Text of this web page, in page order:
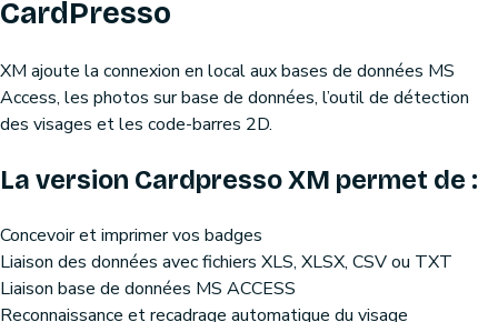
CardPresso
XM ajoute la connexion en local aux bases de données MS
Access, les photos sur base de données, l’outil de détection
des visages et les code-barres 2D.
La version Cardpresso XM permet de :
Concevoir et imprimer vos badges
Liaison des données avec fichiers XLS, XLSX, CSV ou TXT
Liaison base de données MS ACCESS
Reconnaissance et recadrage automatique du visage